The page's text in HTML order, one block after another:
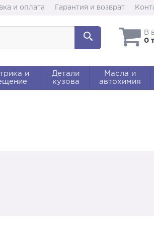
и оплата Гарантия и возврат
В
0
и
Детали
кузова
Масла и
автохимия